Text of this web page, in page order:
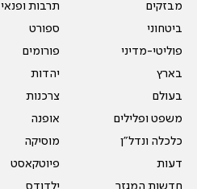
מבזקים
ביטחוני
פוליטי-מדיני
בארץ
בעולם
משפט ופלילים
כלכלה ונדל"ן
דעות
תרבות ופנאי
ספורט
פורומים
יהדות
צרכנות
אופנה
מוסיקה
פיוטקאסט